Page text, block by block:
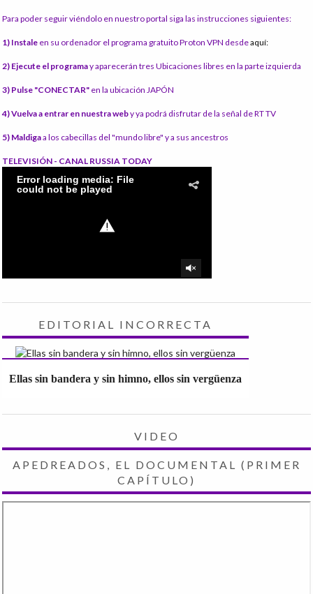
Para poder seguir viéndolo en nuestro portal siga las instrucciones siguientes:
1) Instale en su ordenador el programa gratuito Proton VPN desdeaquí:
2) Ejecute el programay aparecerán tres Ubicaciones libres en la parte izquierda
3) Pulse "CONECTAR" en la ubicación JAPÓN
4) Vuelva a entrar en nuestra weby ya podrá disfrutar de la señal de RT TV
5) Maldigaa los cabecillas del "mundo libre" y a sus ancestros
TELEVISIÓN - CANAL RUSSIA TODAY
EDITORIAL INCORRECTA
Ellas sin bandera y sin himno, ellos sin vergüenza
VIDEO
APEDREADOS, EL DOCUMENTAL (PRIMER
CAPÍTULO)